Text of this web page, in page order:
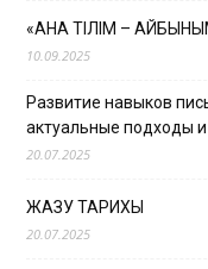
«АНА ТІЛІМ –
10.09.2025
Развитие навыков
актуальные подходы
20.07.2025
ЖАЗУ ТАРИХЫ
20.07.2025